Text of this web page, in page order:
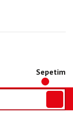
Sepetim